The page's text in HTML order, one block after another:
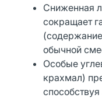
Сниженная
сокращает
обычной
Особые
крахмал)